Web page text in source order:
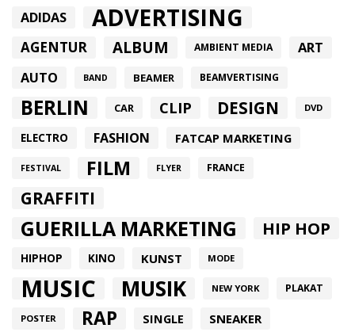
ADIDAS ADVERTISING
AGENTUR ALBUM AMBIENT MEDIA ART
AUTO BAND BEAMER BEAMVERTISING
BERLIN CAR CLIP DESIGN DVD
ELECTRO FASHION FATCAP MARKETING
FESTIVAL FILM FLYER FRANCE
GRAFFITI
GUERILLA MARKETING HIP HOP
HIPHOP KINO KUNST MODE
MUSIC MUSIK NEW YORK PLAKAT
POSTER RAP SINGLE SNEAKER